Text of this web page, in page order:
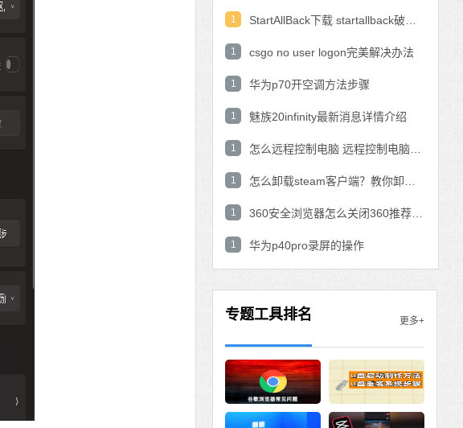
1
1 csgo no user logon完美解决办法
1 华为p70开空调方法步骤
1 魅族20infinity最新消息详情介绍
1
1
1
1 华为p40pro录屏的操作
专题工具排名 更多+